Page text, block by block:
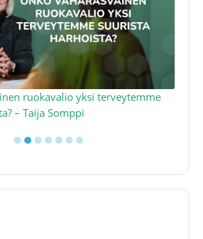
ruokavalio yksi terveytemme
– Taija Somppi
●●●●●●●